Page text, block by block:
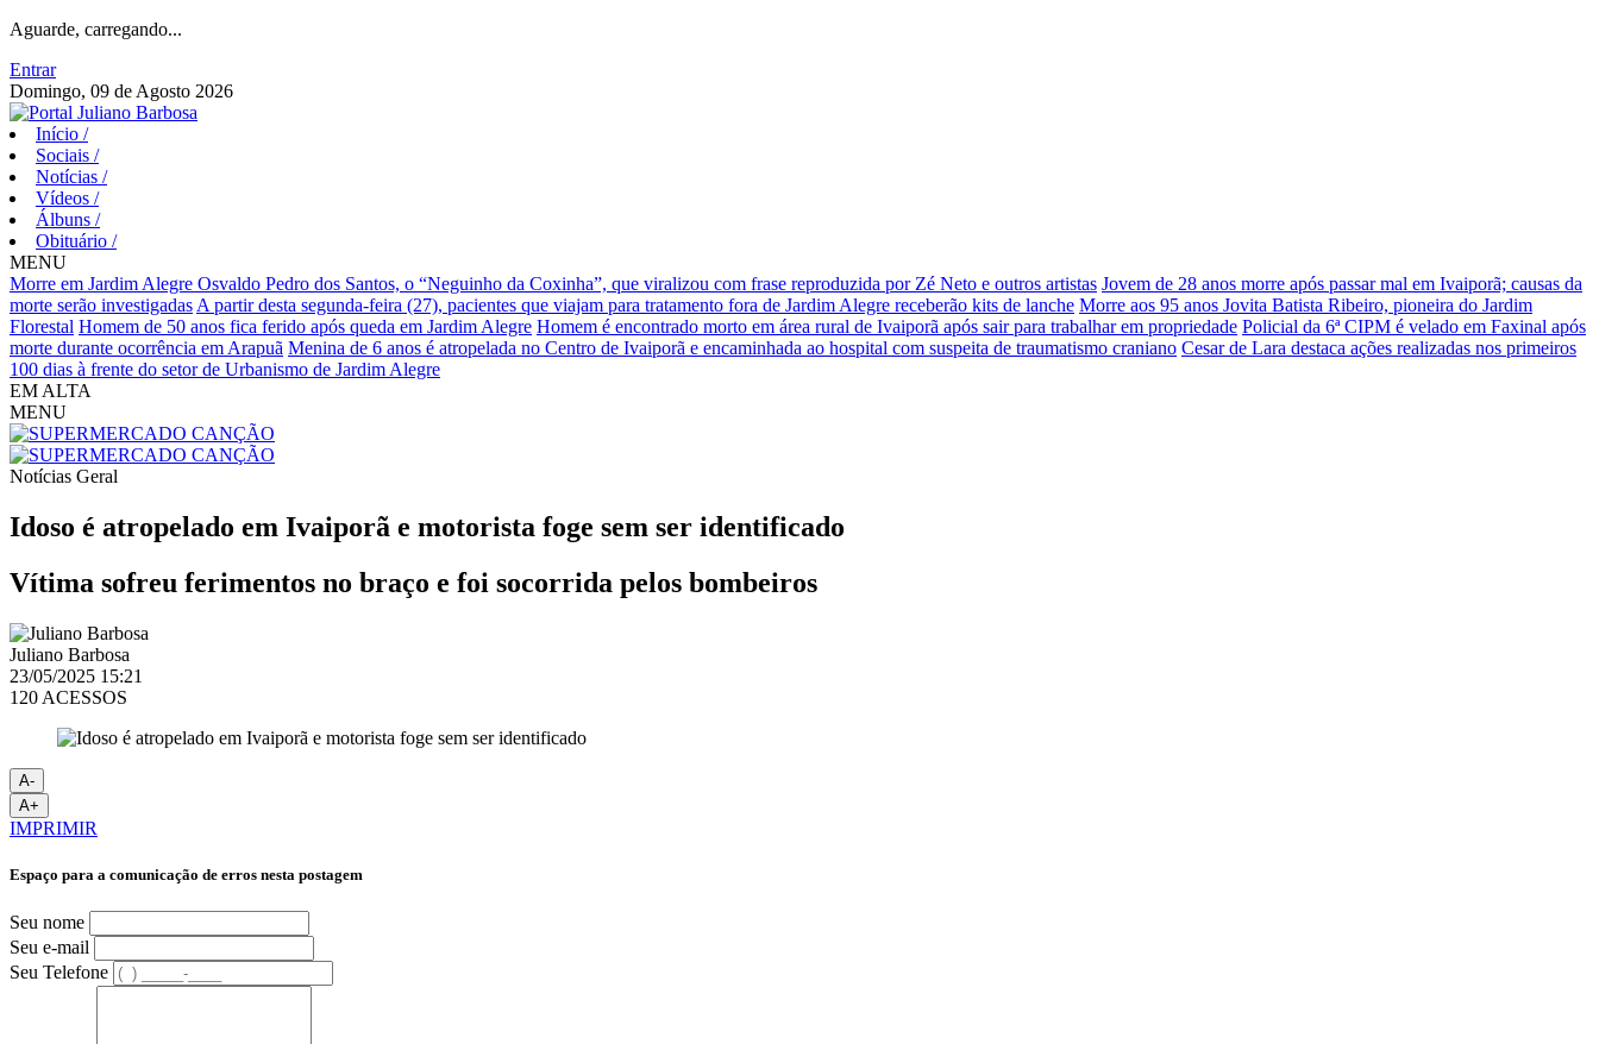
Aguarde, carregando...
Entrar
Domingo, 09 de Agosto 2026
Início /
Sociais /
Notícias /
Vídeos /
Álbuns /
Obituário /
MENU
Morre em Jardim Alegre Osvaldo Pedro dos Santos, o “Neguinho da Coxinha”, que viralizou com frase reproduzida por Zé Neto e outros artistas Jovem de 28 anos morre após passar mal em Ivaiporã; causas da
morte serão investigadas A partir desta segunda-feira (27), pacientes que viajam para tratamento fora de Jardim Alegre receberão kits de lanche Morre aos 95 anos Jovita Batista Ribeiro, pioneira do Jardim
Florestal Homem de 50 anos fica ferido após queda em Jardim Alegre Homem é encontrado morto em área rural de Ivaiporã após sair para trabalhar em propriedade Policial da 6ª CIPM é velado em Faxinal após
morte durante ocorrência em Arapuã Menina de 6 anos é atropelada no Centro de Ivaiporã e encaminhada ao hospital com suspeita de traumatismo craniano Cesar de Lara destaca ações realizadas nos primeiros
100 dias à frente do setor de Urbanismo de Jardim Alegre
EM ALTA
MENU
Notícias Geral
Idoso é atropelado em Ivaiporã e motorista foge sem ser identificado
Vítima sofreu ferimentos no braço e foi socorrida pelos bombeiros
Juliano Barbosa
23/05/2025 15:21
120 ACESSOS
A-
A+
IMPRIMIR
Espaço para a comunicação de erros nesta postagem
Seu nome
Seu e-mail
Seu Telefone